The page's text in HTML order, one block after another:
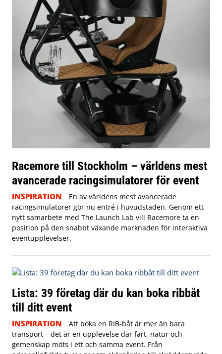
Racemore till Stockholm – världens mest
avancerade racingsimulatorer för event
INSPIRATION
En av världens mest avancerade
racingsimulatorer gör nu entré i huvudstaden. Genom ett
nytt samarbete med The Launch Lab vill Racemore ta en
position på den snabbt växande marknaden för interaktiva
eventupplevelser.
Lista: 39 företag där du kan boka ribbåt
till ditt event
INSPIRATION
Att boka en RIB-båt är mer än bara
transport – det är en upplevelse där fart, natur och
gemenskap möts i ett och samma event. Från